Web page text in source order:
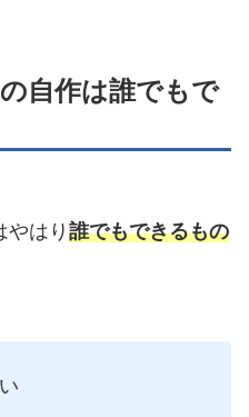
自作は誰でもで
やはり 誰でもできるもの